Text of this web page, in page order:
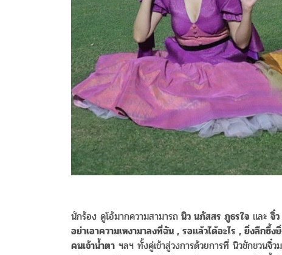
นักร้อง ดูโอ้มากความสามารถ นิว นภัสสร ภูธรใจ และ จิ๋
อย่าเอาความเหงามาลงที่ฉัน , รอแล้วได้อะไร , ยิ่งลึกซึ้
คนเจ้าน้ำตา ฯลฯ ทั้งคู่เข้าสู่วงการด้วยการที่ นิวชักชวนจิ๋ว